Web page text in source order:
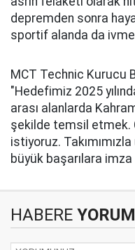
depremden sonra
sportif alanda da
MCT Technic Kurucu
"Hedefimiz 2025
arası alanlarda
şekilde temsil etmek.
istiyoruz.
büyük başarılara
HABERE